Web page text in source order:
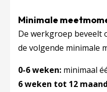
Minimale
De werkgroep beveelt
de volgende minimale
0-6 weken: minimaal
6 weken tot 12